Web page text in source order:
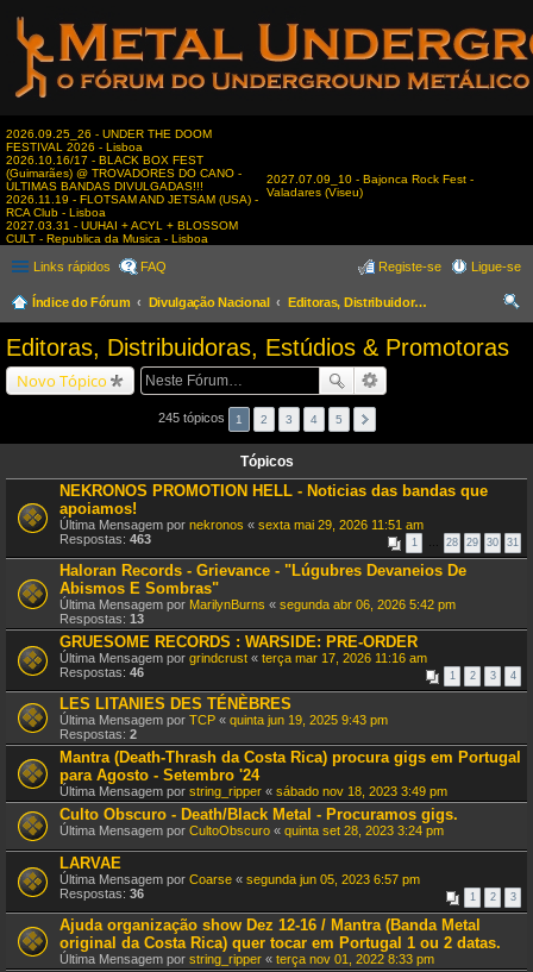
2026.09.25_26 - UNDER THE DOOM
FESTIVAL 2026 - Lisboa
2026.10.16/17 - BLACK BOX FEST
(Guimarães) @ TROVADORES DO CANO -
ÚLTIMAS BANDAS DIVULGADAS!!!
2026.11.19 - FLOTSAM AND JETSAM (USA) -
RCA Club - Lisboa
2027.03.31 - UUHAI + ACYL + BLOSSOM
CULT - Republica da Musica - Lisboa
2027.07.09_10 - Bajonca Rock Fest -
Valadares (Viseu)
Links rápidos FAQ Ligue-se
Registe-se
Índice do Fórum Divulgação Nacional
Editoras, Distribuidoras, Estúdios & Promotoras
qui
Editoras, Distribuidoras, Estúdios & Promotoras
Novo Tópico
245 tópicos 1 2 3 4 5
Tópicos
NEKRONOS PROMOTION HELL - Noticias das bandas que
apoiamos!
Última Mensagem por nekronos « sexta mai 29, 2026 11:51 am
Respostas: 463 1 … 28 29 30 31
Haloran Records - Grievance - "Lúgubres Devaneios De
Abismos E Sombras"
Última Mensagem por MarilynBurns « segunda abr 06, 2026 5:42 pm
Respostas: 13
GRUESOME RECORDS : WARSIDE: PRE-ORDER
Última Mensagem por grindcrust « terça mar 17, 2026 11:16 am
Respostas: 46 1 2 3 4
LES LITANIES DES TÉNÈBRES
Última Mensagem por TCP « quinta jun 19, 2025 9:43 pm
Respostas: 2
Mantra (Death-Thrash da Costa Rica) procura gigs em Portugal
para Agosto - Setembro '24
Última Mensagem por string_ripper « sábado nov 18, 2023 3:49 pm
Culto Obscuro - Death/Black Metal - Procuramos gigs.
Última Mensagem por CultoObscuro « quinta set 28, 2023 3:24 pm
LARVAE
Última Mensagem por Coarse « segunda jun 05, 2023 6:57 pm
Respostas: 36 1 2 3
Ajuda organização show Dez 12-16 / Mantra (Banda Metal
original da Costa Rica) quer tocar em Portugal 1 ou 2 datas.
Última Mensagem por string_ripper « terça nov 01, 2022 8:33 pm